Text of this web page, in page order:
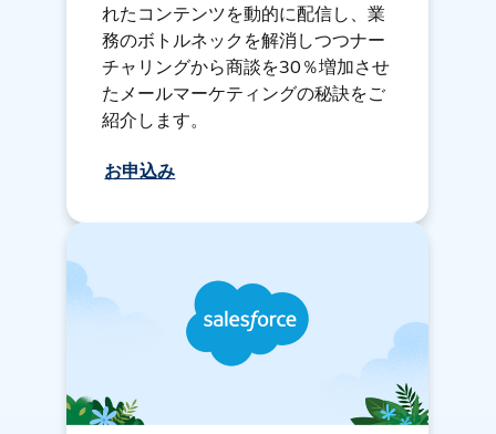
れたコンテンツを動的に配信し、業
務のボトルネックを解消しつつナー
チャリングから商談を30％増加させ
たメールマーケティングの秘訣をご
紹介します。
お申込み